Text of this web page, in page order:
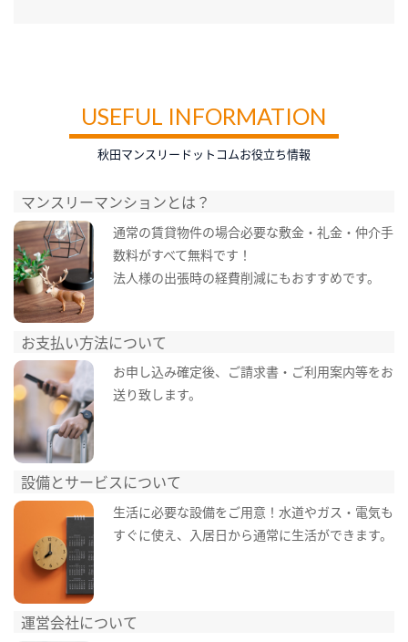
USEFUL INFORMATION
秋田マンスリードットコムお役立ち情報
マンスリーマンションとは？
通常の賃貸物件の場合必要な敷金・礼金・仲介手
数料がすべて無料です！
法人様の出張時の経費削減にもおすすめです。
お支払い方法について
お申し込み確定後、ご請求書・ご利用案内等をお
送り致します。
設備とサービスについて
生活に必要な設備をご用意！水道やガス・電気も
すぐに使え、入居日から通常に生活ができます。
運営会社について